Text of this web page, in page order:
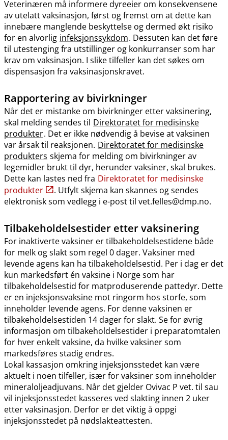
Veterinæren må informere dyreeier om konsekvensene
av utelatt vaksinasjon, først og fremst om at dette kan
innebære manglende beskyttelse og dermed økt risiko
for en alvorlig infeksjonssykdom. Dessuten kan det føre
til utestenging fra utstillinger og konkurranser som har
krav om vaksinasjon. I slike tilfeller kan det søkes om
dispensasjon fra vaksinasjonskravet.
Rapportering av bivirkninger
Når det er mistanke om bivirkninger etter vaksinering,
skal melding sendes til Direktoratet for medisinske
produkter. Det er ikke nødvendig å bevise at vaksinen
var årsak til reaksjonen. Direktoratet for medisinske
produkters skjema for melding om bivirkninger av
legemidler brukt til dyr, herunder vaksiner, skal brukes.
Dette kan lastes ned fra Direktoratet for medisinske
produkter
. Utfylt skjema kan skannes og sendes
elektronisk som vedlegg i e-post til vet.felles@dmp.no.
Tilbakeholdelsestider etter vaksinering
For inaktiverte vaksiner er tilbakeholdelsestidene både
for melk og slakt som regel 0 dager. Vaksiner med
levende agens kan ha tilbakeholdelsestid. Per i dag er det
kun markedsført én vaksine i Norge som har
tilbakeholdelsestid for matproduserende pattedyr. Dette
er en injeksjonsvaksine mot ringorm hos storfe, som
inneholder levende agens. For denne vaksinen er
tilbakeholdelsestiden 14 dager for slakt. Se for øvrig
informasjon om tilbakeholdelsestider i preparatomtalen
for hver enkelt vaksine, da hvilke vaksiner som
markedsføres stadig endres.
Lokal kassasjon omkring injeksjonsstedet kan være
aktuelt i noen tilfeller, især for vaksiner som inneholder
mineraloljeadjuvans. Når det gjelder Ovivac P vet. til sau
vil injeksjonsstedet kasseres ved slakting innen 2 uker
etter vaksinasjon. Derfor er det viktig å oppgi
injeksjonsstedet på nødslakteattesten.